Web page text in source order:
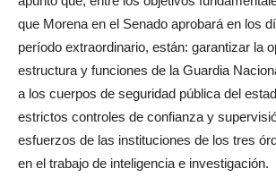
que Morena en el Senado aprobará en los
período extraordinario, están: garantizar la
estructura y funciones de la Guardia
a los cuerpos de seguridad pública del
estrictos controles de confianza y
esfuerzos de las instituciones de los tres
en el trabajo de inteligencia e investigación.